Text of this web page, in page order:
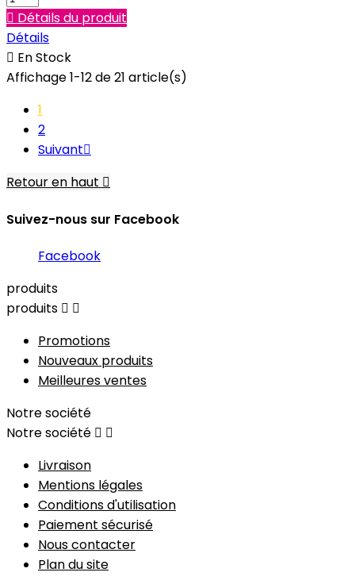
 Détails du produit
Détails
 En Stock
Affichage 1-12 de 21 article(s)
1
2
Suivant
Retour en haut 
Suivez-nous sur Facebook
Facebook
produits
produits  
Promotions
Nouveaux produits
Meilleures ventes
Notre société
Notre société  
Livraison
Mentions légales
Conditions d'utilisation
Paiement sécurisé
Nous contacter
Plan du site